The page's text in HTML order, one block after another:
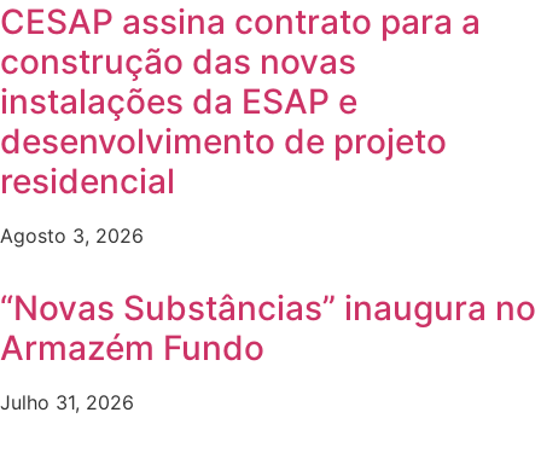
CESAP assina contrato para a
construção das novas
instalações da ESAP e
desenvolvimento de projeto
residencial
Agosto 3, 2026
“Novas Substâncias” inaugura no
Armazém Fundo
Julho 31, 2026